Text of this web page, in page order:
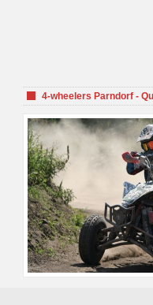
4-wheelers Parndorf -